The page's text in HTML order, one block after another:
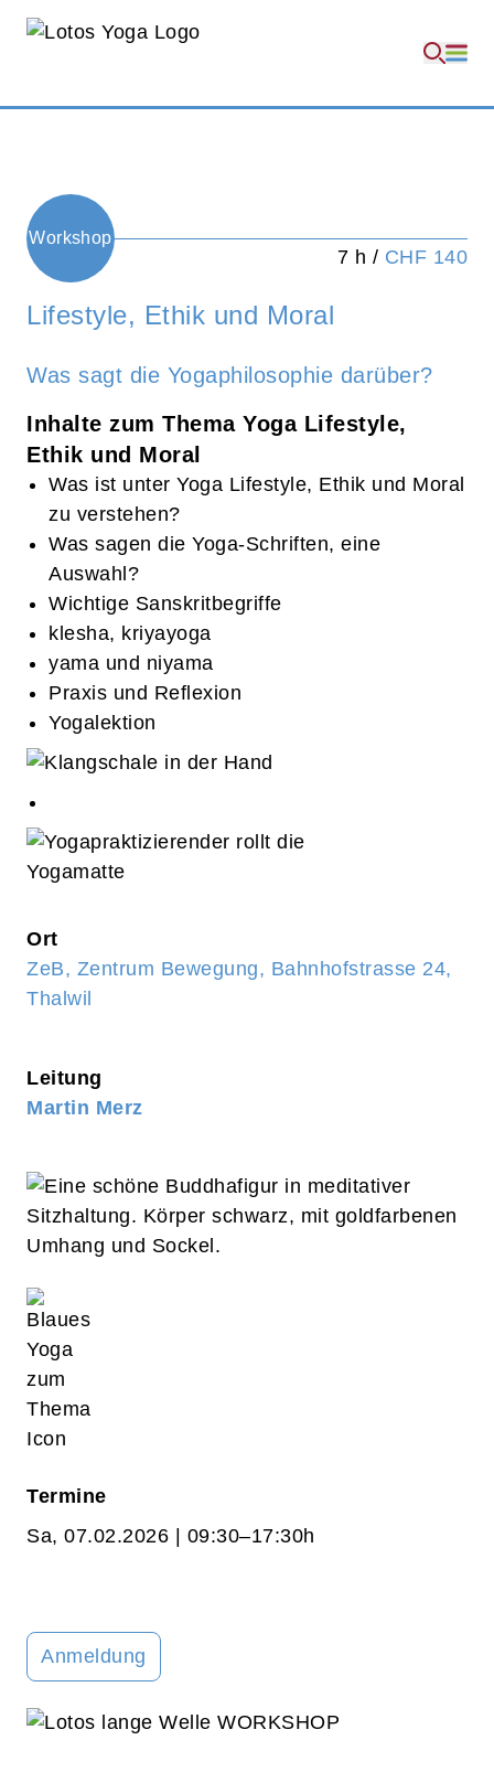
Workshop
7 h / CHF 140
Lifestyle, Ethik und Moral
Was sagt die Yogaphilosophie darüber?
Inhalte zum Thema Yoga Lifestyle,
Ethik und Moral
Was ist unter Yoga Lifestyle, Ethik und Moral
zu verstehen?
Was sagen die Yoga-Schriften, eine
Auswahl?
Wichtige Sanskritbegriffe
klesha, kriyayoga
yama und niyama
Praxis und Reflexion
Yogalektion
Ort
ZeB, Zentrum Bewegung, Bahnhofstrasse 24,
Thalwil
Leitung
Martin Merz
Termine
Sa, 07.02.2026 | 09:30–17:30h
Anmeldung